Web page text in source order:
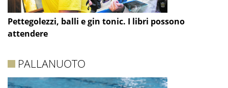
Pettegolezzi, balli e gin tonic. I libri possono
attendere
PALLANUOTO